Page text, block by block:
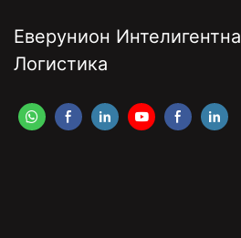
Еверунион Интелигентна
Логистика